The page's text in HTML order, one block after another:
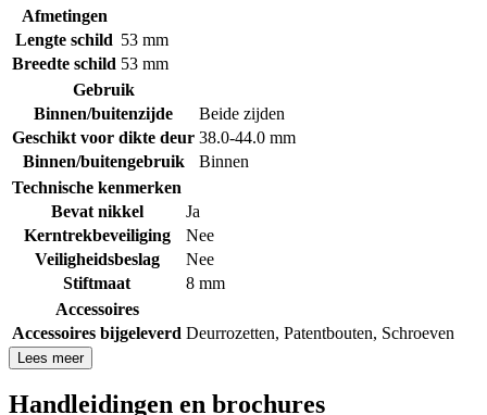
Afmetingen
Lengte schild 53 mm
Breedte schild 53 mm
Gebruik
Binnen/buitenzijde
Beide zijden
Geschikt voor dikte deur 38.0-44.0 mm
Binnen/buitengebruik
Binnen
Technische kenmerken
Bevat nikkel
Ja
Kerntrekbeveiliging
Nee
Veiligheidsbeslag
Nee
Stiftmaat
8 mm
Accessoires
Accessoires bijgeleverd Deurrozetten, Patentbouten, Schroeven
Lees meer
Handleidingen en brochures